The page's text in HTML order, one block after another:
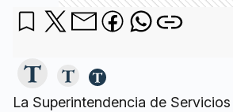
La Superintendencia de